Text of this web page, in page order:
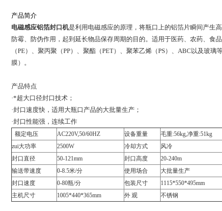
产品简介
电磁感应铝箔封口机是利用电磁感应的原理，将瓶口上的铝箔片瞬间产生
防霉、防伪作用，起到延长物品保存周期的目的。适用于医药、农药、食
（PE）、聚丙聚（PP）、聚酯（PET）、聚苯乙烯（PS）、 ABC 以及玻璃
膜）。
产品特点
·*超大口径封口技术；
·封口速度快，适用大瓶口产品的大批量生产；
·封口性能强，连续工作
额定电压 AC220V,50/60HZ 设备重量
毛重:56kg,净重:51kg
zui大功率
2500W 冷却方式
风冷
封口直径
50-121mm 封口高度
20-240m
输送带速度
0-8.5米/分 使用场合
大批量生产
封口速度
0-80瓶/分 包装尺寸
1115*550*495mm
主机尺寸
1005*440*365mm 外 观 不锈钢